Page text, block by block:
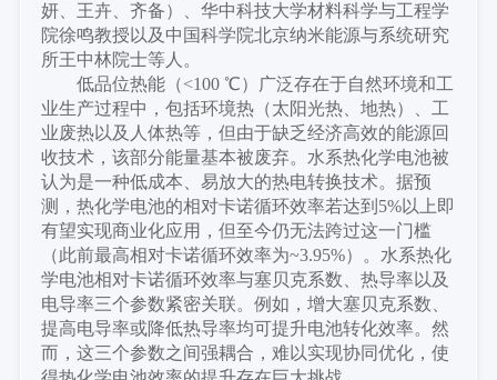
妍、王卉、齐备）、华中科技大学材料科学与工程学
院徐鸣教授以及中国科学院北京纳米能源与系统研究
所王中林院士等人。
低品位热能（<100 ℃）广泛存在于自然环境和工
业生产过程中，包括环境热（太阳光热、地热）、工
业废热以及人体热等，但由于缺乏经济高效的能源回
收技术，该部分能量基本被废弃。水系热化学电池被
认为是一种低成本、易放大的热电转换技术。据预
测，热化学电池的相对卡诺循环效率若达到5%以上即
有望实现商业化应用，但至今仍无法跨过这一门槛
（此前最高相对卡诺循环效率为~3.95%）。水系热化
学电池相对卡诺循环效率与塞贝克系数、热导率以及
电导率三个参数紧密关联。例如，增大塞贝克系数、
提高电导率或降低热导率均可提升电池转化效率。然
而，这三个参数之间强耦合，难以实现协同优化，使